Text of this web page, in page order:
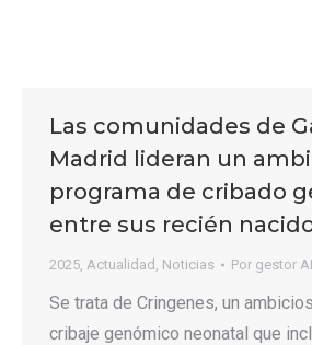
Las comunidades de
Madrid lideran un
programa de cribado
entre sus recién
2025, Actualidad , Noticias Por gestor
Se trata de Cringenes, un
cribaje genómico neonatal que